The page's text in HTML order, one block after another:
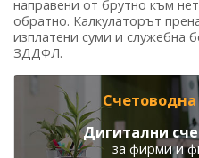
направени от брутно към
обратно. Калкулаторът
изплатени суми и служебна
ЗДДФЛ.
Дигитални
за фирми и